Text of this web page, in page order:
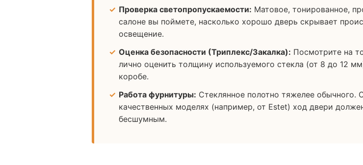
Проверка светопропускаемости: Матовое, тонированное,
салоне вы поймете, насколько хорошо дверь скрывает
освещение.
Оценка безопасности (Триплекс/Закалка): Посмотрите на
лично оценить толщину используемого стекла (от 8 до 12
коробе.
Работа фурнитуры: Стеклянное полотно тяжелее обычного.
качественных моделях (например, от Estet) ход двери
бесшумным.